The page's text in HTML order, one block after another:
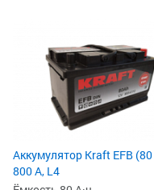
Аккумулятор Kraft EFB
800 А, L4